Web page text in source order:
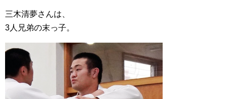
三木清夢さんは、
3人兄弟の末っ子。